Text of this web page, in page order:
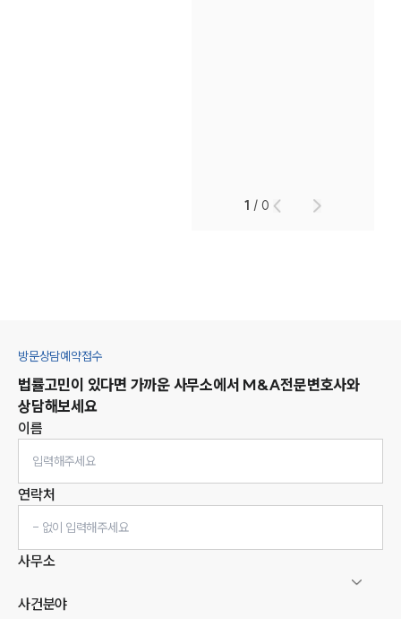
1 /0
방문상담예약접수
법률고민이 있다면 가까운 사무소에서 M&A전문변호사와
상담해보세요
이름
연락처
사무소
사건분야